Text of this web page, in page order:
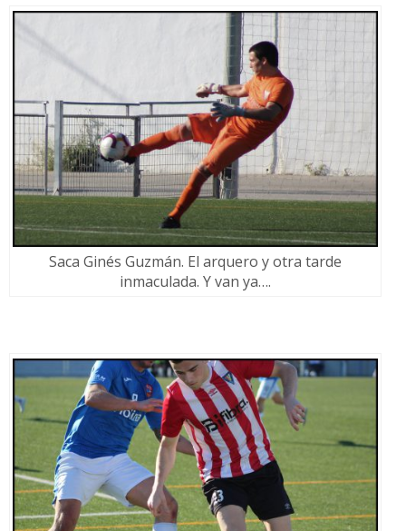
Saca Ginés Guzmán. El arquero y otra tarde
inmaculada. Y van ya….